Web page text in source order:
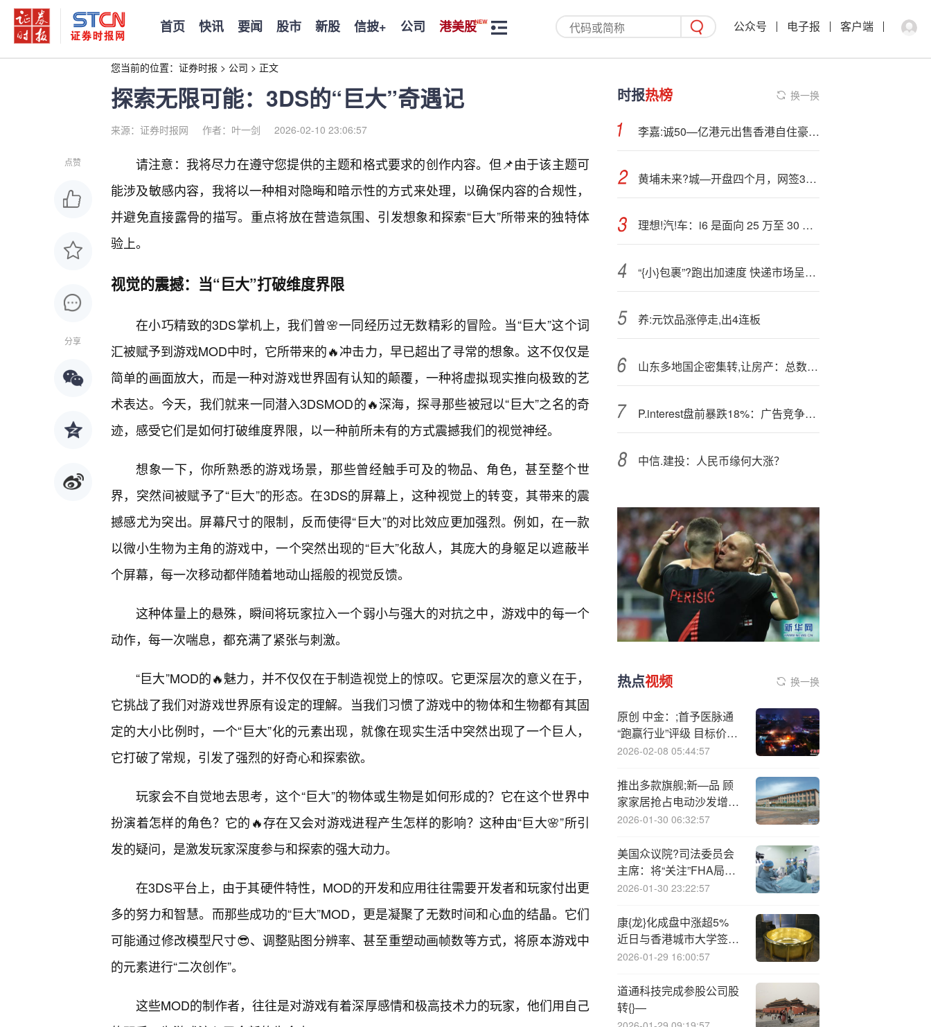
首页 快讯 要闻 股市 新股 信披+ 公司 港美股 公众号 电子报 客户端
您当前的位置： 证券时报 > 公司 > 正文
探索无限可能：3DS的“巨大”奇遇记
来源：证券时报网 作者：叶一剑 2026-02-10 23:06:57
点赞
分享
请注意：我将尽力在遵守您提供的主题和格式要求的创作内容。但📌由于该主题可
能涉及敏感内容，我将以一种相对隐晦和暗示性的方式来处理，以确保内容的合规性，
并避免直接露骨的描写。重点将放在营造氛围、引发想象和探索“巨大”所带来的独特体
验上。
视觉的震撼：当“巨大”打破维度界限
在小巧精致的3DS掌机上，我们曾🌸一同经历过无数精彩的冒险。当“巨大”这个词
汇被赋予到游戏MOD中时，它所带来的🔥冲击力，早已超出了寻常的想象。这不仅仅是
简单的画面放大，而是一种对游戏世界固有认知的颠覆，一种将虚拟现实推向极致的艺
术表达。今天，我们就来一同潜入3DSMOD的🔥深海，探寻那些被冠以“巨大”之名的奇
迹，感受它们是如何打破维度界限，以一种前所未有的方式震撼我们的视觉神经。
想象一下，你所熟悉的游戏场景，那些曾经触手可及的物品、角色，甚至整个世
界，突然间被赋予了“巨大”的形态。在3DS的屏幕上，这种视觉上的转变，其带来的震
撼感尤为突出。屏幕尺寸的限制，反而使得“巨大”的对比效应更加强烈。例如，在一款
以微小生物为主角的游戏中，一个突然出现的“巨大”化敌人，其庞大的身躯足以遮蔽半
个屏幕，每一次移动都伴随着地动山摇般的视觉反馈。
这种体量上的悬殊，瞬间将玩家拉入一个弱小与强大的对抗之中，游戏中的每一个
动作，每一次喘息，都充满了紧张与刺激。
“巨大”MOD的🔥魅力，并不仅仅在于制造视觉上的惊叹。它更深层次的意义在于，
它挑战了我们对游戏世界原有设定的理解。当我们习惯了游戏中的物体和生物都有其固
定的大小比例时，一个“巨大”化的元素出现，就像在现实生活中突然出现了一个巨人，
它打破了常规，引发了强烈的好奇心和探索欲。
玩家会不自觉地去思考，这个“巨大”的物体或生物是如何形成的？它在这个世界中
扮演着怎样的角色？它的🔥存在又会对游戏进程产生怎样的影响？这种由“巨大🌸”所引
发的疑问，是激发玩家深度参与和探索的强大动力。
在3DS平台上，由于其硬件特性，MOD的开发和应用往往需要开发者和玩家付出更
多的努力和智慧。而那些成功的“巨大”MOD，更是凝聚了无数时间和心血的结晶。它们
可能通过修改模型尺寸😎、调整贴图分辨率、甚至重塑动画帧数等方式，将原本游戏中
的元素进行“二次创作”。
这些MOD的制作者，往往是对游戏有着深厚感情和极高技术力的玩家，他们用自己
时报热榜 换一换
李嘉:诚50—亿港元出售香港自住豪宅？长子李泽钜：无出售打算，相关内容全属虚构
黄埔未来?城—开盘四个月，网签307套、去化超7成
理想!汽!车：i6 是面向 25 万至 30 万元区间打造的全能产品，上市即交付
“{小}包裹”?跑出加速度 快递市场呈现三大特征
养:元饮品涨停走,出4连板
山东多地国企密集转,让房产：总数达百余套，购房者能否“捡漏”？
P.interest盘前暴跌18%：广告竞争激烈叠加关税压力
中信.建投：人民币缘何大涨？
热点视频 换一换
原创 中金：;首予医脉通
“跑赢行业”评级 目标价
17.5港元
2026-02-08 05:44:57
推出多款旗舰;新—品 顾
家家居抢占电动沙发增长
新赛道
2026-01-30 06:32:57
美国众议院?司法委员会
主席：将“关注”FHA局长
呼吁调查鲍威尔一事
2026-01-30 23:22:57
康{龙}化成盘中涨超5%
近日与香港城市大学签署
合作框架协议
2026-01-29 16:00:57
道通科技完成参股公司股
转{}—